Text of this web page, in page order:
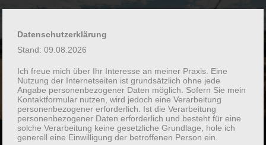
PSYCHOTHERAPIE IN
KELKHEIM
Verhaltenstherapeutische Praxis Dr. Dana Sittig
Datenschutzerklärung
Stand: 09.08.2026
Ich freue mich über Ihr Interesse an meiner Praxis. Eine
Nutzung der Internetseiten ist grundsätzlich ohne jede
Angabe personenbezogener Daten möglich. Sofern Sie mein
Kontaktformular nutzen, wird jedoch eine Verarbeitung
personenbezogener erforderlich. Ist die Verarbeitung
personenbezogener Daten erforderlich und besteht für eine
solche Verarbeitung keine gesetzliche Grundlage, hole ich
generell eine Einwilligung der betroffenen Person ein.